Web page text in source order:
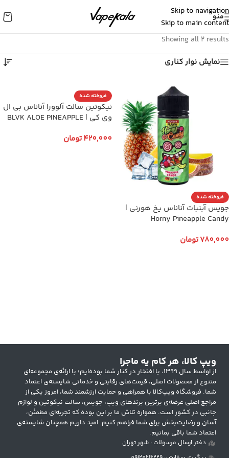
Skip to navigation
Skip to main content
منو
Showing all 2 results
نمایش نوار کناری
فروخته شده
جویس آبنبات آناناس یخ هورنی |
Horny Pineapple Candy
780,000تومان
فروخته شده
نیکوتین سالت آلوورا آناناس بی ال
وی کی | BLVK ALOE PINEAPPLE
420,000تومان
ویپ کالا، هر کام یه ماجرا
از اواسط سال ۱۳۹۹، با افتخار در کنار شما بوده‌ایم؛ با ارائه‌ی مجموعه‌ای
متنوع از محصولات اصلی، قیمت‌های رقابتی و خدماتی شایسته‌ی اعتماد
شما. فروشگاه ویپ‌کالا با همراهی و حمایت ارزشمند شما، امروز یکی از
مراجع اصلی عرضه‌ی برترین برندهای ویپ، جویس، سالت نیکوتین و لوازم
جانبی در کشور است. همواره تلاش ما بر این بوده که تجربه‌ای مطمئن،
آسان و رضایت‌بخش برای شما فراهم کنیم. امید داریم همچنان شایسته‌ی
اعتماد شما باقی بمانیم.
دفتر ارسال مرسولات : شهر تهران